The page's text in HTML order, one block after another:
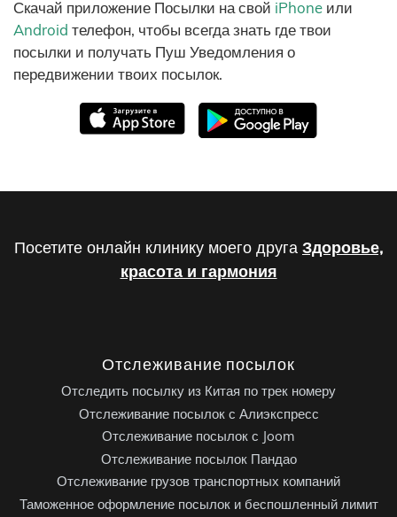
Скачай приложение Посылки на свой iPhone или
Android телефон, чтобы всегда знать где твои
посылки и получать Пуш Уведомления о
передвижении твоих посылок.
Посетите онлайн клинику моего друга Здоровье,
красота и гармония
Отслеживание посылок
Отследить посылку из Китая по трек номеру
Отслеживание посылок с Алиэкспресс
Отслеживание посылок с Joom
Отслеживание посылок Пандао
Отслеживание грузов транспортных компаний
Таможенное оформление посылок и беспошленный лимит